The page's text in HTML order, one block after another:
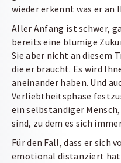
wieder erkennt was er an
Aller Anfang ist schwer,
bereits eine blumige
Sie aber nicht an diesem
die er braucht. Es wird
aneinander haben. Und
Verliebtheitsphase
ein selbständiger
sind, zu dem es sich
Für den Fall, dass er sich
emotional distanziert hat